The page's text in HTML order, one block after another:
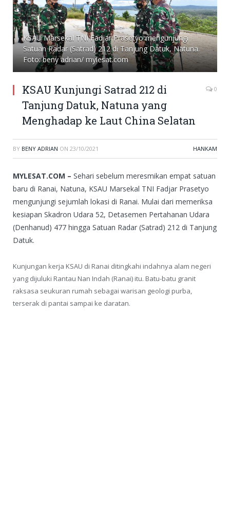
KSAU Marsekal TNI Fadjar Prasetyo mengunjungi
Satuan Radar (Satrad) 212 di Tanjung Datuk, Natuna.
Foto: beny adrian/ mylesat.com
KSAU Kunjungi Satrad 212 di
Tanjung Datuk, Natuna yang
Menghadap ke Laut China Selatan
0
BY BENY ADRIAN ON 23/10/2021 HANKAM
MYLESAT.COM – Sehari sebelum meresmikan empat satuan
baru di Ranai, Natuna, KSAU Marsekal TNI Fadjar Prasetyo
mengunjungi sejumlah lokasi di Ranai. Mulai dari memeriksa
kesiapan Skadron Udara 52, Detasemen Pertahanan Udara
(Denhanud) 477 hingga Satuan Radar (Satrad) 212 di Tanjung
Datuk.
Kunjungan kerja KSAU di Ranai ditingkahi indahnya alam negeri
yang dijuluki Rantau Nan Indah (Ranai) itu. Batu-batu granit
raksasa seukuran rumah sebagai warisan geologi purba,
terserak di pantai sampai ke daratan.